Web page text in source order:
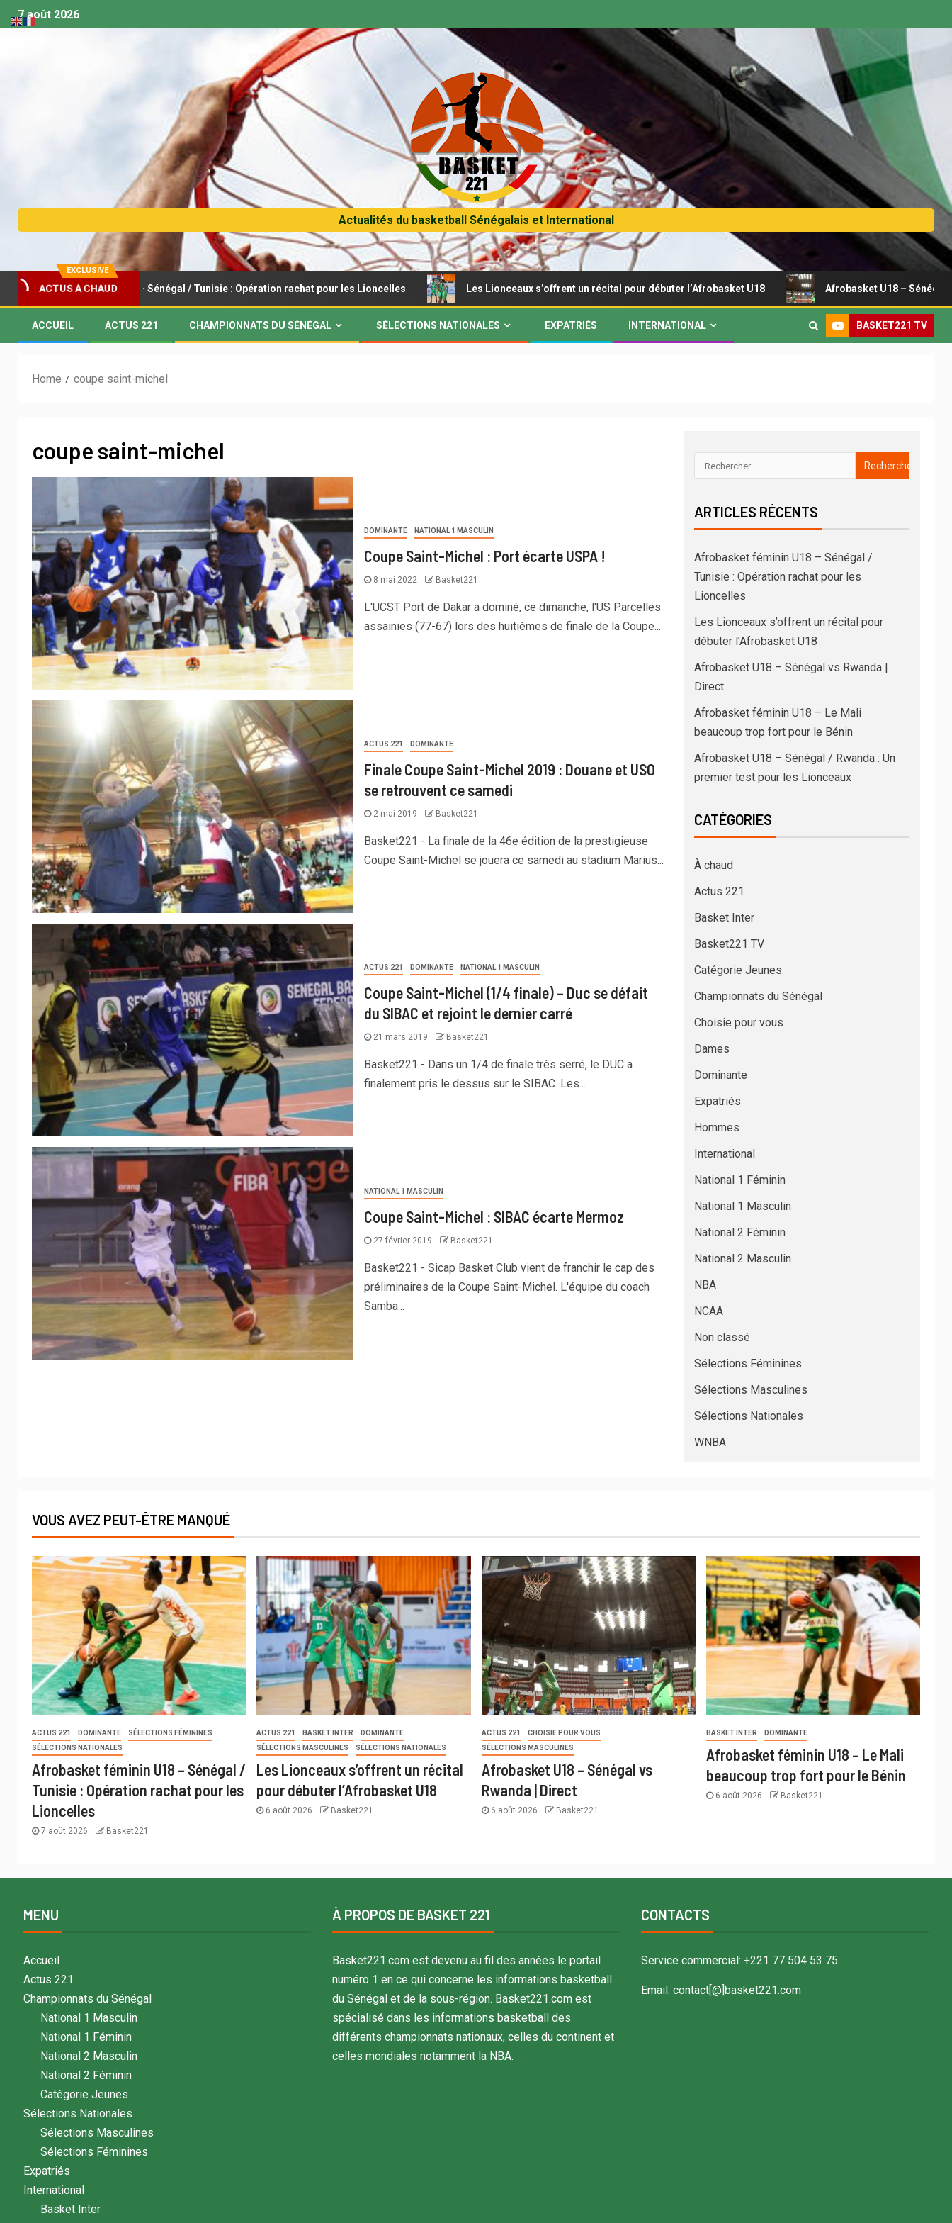
7 août 2026
Actualités du basketball Sénégalais et International
EXCLUSIVE
ACTUS À CHAUD
féminin U18 – Sénégal / Tunisie : Opération rachat pour les Lioncelles Les Lionceaux s’offrent un récital pour débuter l’Afrobasket U18 Afrobasket U18 – Sénégal vs
ACCUEIL ACTUS 221 CHAMPIONNATS DU SÉNÉGAL SÉLECTIONS NATIONALES EXPATRIÉS INTERNATIONAL BASKET221 TV
Home coupe saint-michel
coupe saint-michel
DOMINANTE NATIONAL 1 MASCULIN
Coupe Saint-Michel : Port écarte USPA !
8 mai 2022 Basket221
L'UCST Port de Dakar a dominé, ce dimanche, l'US Parcelles
assainies (77-67) lors des huitièmes de finale de la Coupe...
ACTUS 221 DOMINANTE
Finale Coupe Saint-Michel 2019 : Douane et USO
se retrouvent ce samedi
2 mai 2019 Basket221
Basket221 - La finale de la 46e édition de la prestigieuse
Coupe Saint-Michel se jouera ce samedi au stadium Marius...
ACTUS 221 DOMINANTE NATIONAL 1 MASCULIN
Coupe Saint-Michel (1/4 finale) – Duc se défait
du SIBAC et rejoint le dernier carré
21 mars 2019 Basket221
Basket221 - Dans un 1/4 de finale très serré, le DUC a
finalement pris le dessus sur le SIBAC. Les...
NATIONAL 1 MASCULIN
Coupe Saint-Michel : SIBAC écarte Mermoz
27 février 2019 Basket221
Basket221 - Sicap Basket Club vient de franchir le cap des
préliminaires de la Coupe Saint-Michel. L'équipe du coach
Samba...
ARTICLES RÉCENTS
Afrobasket féminin U18 – Sénégal /
Tunisie : Opération rachat pour les
Lioncelles
Les Lionceaux s’offrent un récital pour
débuter l’Afrobasket U18
Afrobasket U18 – Sénégal vs Rwanda |
Direct
Afrobasket féminin U18 – Le Mali
beaucoup trop fort pour le Bénin
Afrobasket U18 – Sénégal / Rwanda : Un
premier test pour les Lionceaux
CATÉGORIES
À chaud
Actus 221
Basket Inter
Basket221 TV
Catégorie Jeunes
Championnats du Sénégal
Choisie pour vous
Dames
Dominante
Expatriés
Hommes
International
National 1 Féminin
National 1 Masculin
National 2 Féminin
National 2 Masculin
NBA
NCAA
Non classé
Sélections Féminines
Sélections Masculines
Sélections Nationales
WNBA
VOUS AVEZ PEUT-ÊTRE MANQUÉ
ACTUS 221 DOMINANTE
SÉLECTIONS FÉMININES
SÉLECTIONS NATIONALES
Afrobasket féminin U18 – Sénégal /
Tunisie : Opération rachat pour les
Lioncelles
7 août 2026 Basket221
ACTUS 221 BASKET INTER
DOMINANTE
SÉLECTIONS MASCULINES
SÉLECTIONS NATIONALES
Les Lionceaux s’offrent un récital
pour débuter l’Afrobasket U18
6 août 2026 Basket221
ACTUS 221
CHOISIE POUR VOUS
SÉLECTIONS MASCULINES
Afrobasket U18 – Sénégal vs
Rwanda | Direct
6 août 2026 Basket221
BASKET INTER DOMINANTE
Afrobasket féminin U18 – Le Mali
beaucoup trop fort pour le Bénin
6 août 2026 Basket221
MENU
Accueil
Actus 221
Championnats du Sénégal
National 1 Masculin
National 1 Féminin
National 2 Masculin
National 2 Féminin
Catégorie Jeunes
Sélections Nationales
Sélections Masculines
Sélections Féminines
Expatriés
International
Basket Inter
À PROPOS DE BASKET 221
Basket221.com est devenu au fil des années le portail
numéro 1 en ce qui concerne les informations basketball
du Sénégal et de la sous-région. Basket221.com est
spécialisé dans les informations basketball des
différents championnats nationaux, celles du continent et
celles mondiales notamment la NBA.
CONTACTS
Service commercial: +221 77 504 53 75
Email: contact[@]basket221.com